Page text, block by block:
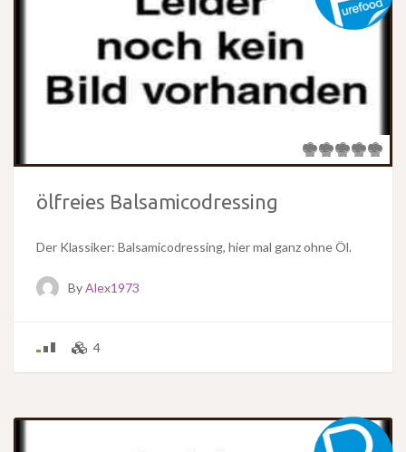
ölfreies Balsamicodressing
Der Klassiker: Balsamicodressing, hier mal ganz ohne Öl.
ByAlex1973
4